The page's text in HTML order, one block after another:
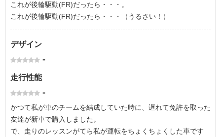
これが後輪駆動(FR)だったら・・・。
これが後輪駆動(FR)だったら・・・（うるさい！）
デザイン
-
走行性能
-
かつて私が車のチームを結成していた時に、遅れて免許を取った
友達が新車で購入しました。
で、走りのレッスンがてら私が運転をちょくちょくした車です